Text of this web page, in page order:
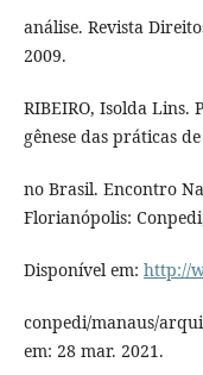
análise. Revista
2009.
RIBEIRO, Isolda Lins.
gênese das práticas
no Brasil. Encontro
Florianópolis:
Disponível em: http://
conpedi/manaus/
em: 28 mar. 2021.